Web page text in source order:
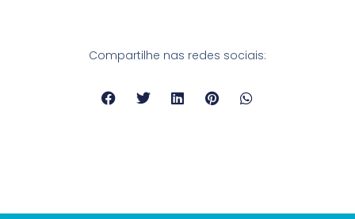
Compartilhe nas redes sociais: